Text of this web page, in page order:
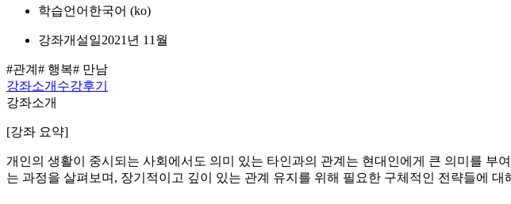
학습언어 한국어 ‎(ko)‎
강좌개설일2021년 11월
#관계 # 행복# 만남
강좌소개 수강후기
강좌소개
[강좌 요약]
개인의 생활이 중시되는 사회에서도 의미 있는 타인과의 관계는 현대인에게 큰 의미를 부
는 과정을 살펴보며, 장기적이고 깊이 있는 관계 유지를 위해 필요한 구체적인 전략들에 대